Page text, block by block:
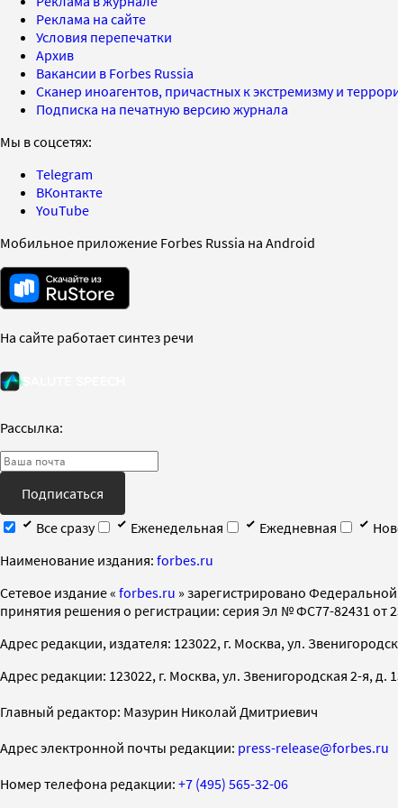
Реклама на сайте
Условия перепечатки
Архив
Вакансии в Forbes Russia
Сканер иноагентов, причастных к экстремизму и
Подписка на печатную версию журнала
Мы в соцсетях:
Telegram
ВКонтакте
YouTube
Мобильное приложение Forbes Russia на Android
На сайте работает синтез речи
Рассылка:
Подписаться
Все сразу
Еженедельная Ежедневная
Наименование издания: forbes.ru
Cетевое издание « forbes.ru » зарегистрировано
принятия решения о регистрации: серия Эл № ФС77-82431 от
Адрес редакции, издателя: 123022, г. Москва, ул.
Адрес редакции: 123022, г. Москва, ул. Звенигородская 2-я, д.
Главный редактор: Мазурин Николай Дмитриевич
Адрес электронной почты редакции: press-release@forbes.ru
Номер телефона редакции: +7 (495) 565-32-06